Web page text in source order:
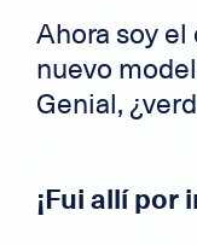
Ahora soy
nuevo
Genial,
¡Fui allí por